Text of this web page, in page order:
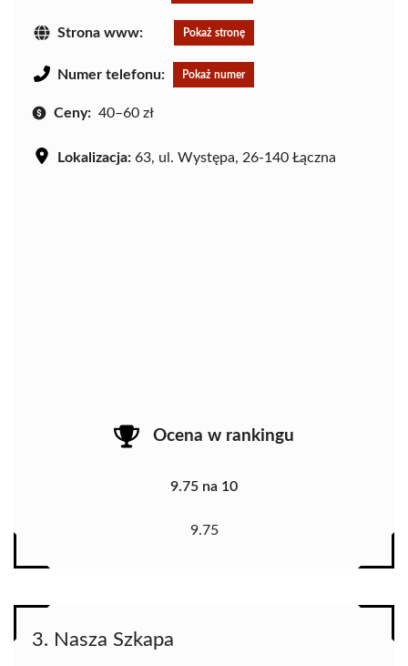
Strona www: Pokaż stronę
Numer telefonu: Pokaż numer
Ceny: 40–60 zł
Lokalizacja: 63, ul. Występa, 26-140 Łączna
Ocena w rankingu
9.75 na 10
9.75
3. Nasza Szkapa